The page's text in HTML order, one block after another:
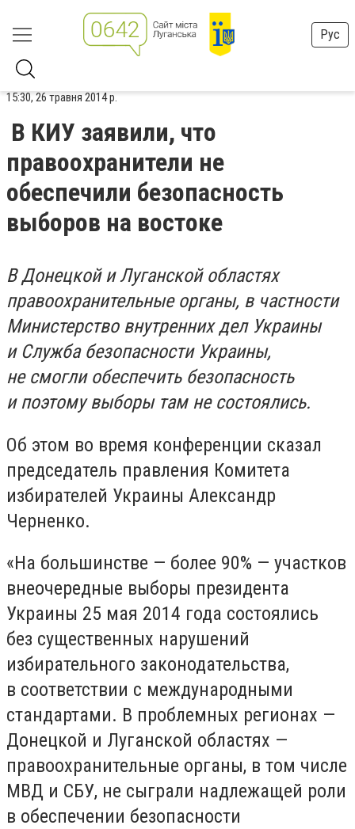
Рус
15:30, 26 травня 2014 р.
В КИУ заявили, что
правоохранители не
обеспечили безопасность
выборов на востоке
В Донецкой и Луганской областях
правоохранительные органы, в частности
Министерство внутренних дел Украины
и Служба безопасности Украины,
не смогли обеспечить безопасность
и поэтому выборы там не состоялись.
Об этом во время конференции сказал
председатель правления Комитета
избирателей Украины Александр
Черненко.
«На большинстве — более 90% — участков
внеочередные выборы президента
Украины 25 мая 2014 года состоялись
без существенных нарушений
избирательного законодательства,
в соответствии с международными
стандартами. В проблемных регионах —
Донецкой и Луганской областях —
правоохранительные органы, в том числе
МВД и СБУ, не сыграли надлежащей роли
в обеспечении безопасности